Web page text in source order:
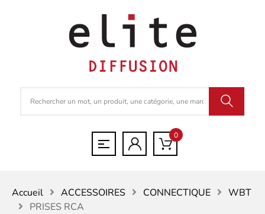
0
Accueil ACCESSOIRES CONNECTIQUE
WBT
PRISES RCA